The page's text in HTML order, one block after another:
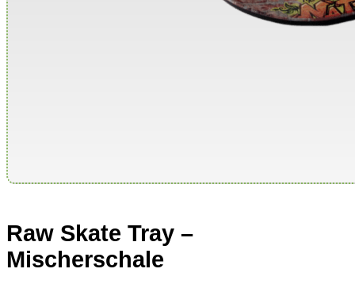
Raw Skate Tray –
Mischerschale